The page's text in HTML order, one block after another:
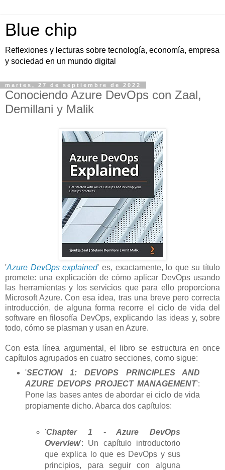
Blue chip
Reflexiones y lecturas sobre tecnología, economía, empresa
y sociedad en un mundo digital
martes, 27 de septiembre de 2022
Conociendo Azure DevOps con Zaal,
Demillani y Malik
'Azure DevOps explained' es, exactamente, lo que su título
promete: una explicación de cómo aplicar DevOps usando
las herramientas y los servicios que para ello proporciona
Microsoft Azure. Con esa idea, tras una breve pero correcta
introducción, de alguna forma recorre el ciclo de vida del
software en filosofía DevOps, explicando las ideas y, sobre
todo, cómo se plasman y usan en Azure.
Con esta línea argumental, el libro se estructura en once
capítulos agrupados en cuatro secciones, como sigue:
'SECTION 1: DEVOPS PRINCIPLES AND
AZURE DEVOPS PROJECT MANAGEMENT':
Pone las bases antes de abordar ei ciclo de vida
propiamente dicho. Abarca dos capítulos:
'Chapter 1 - Azure DevOps
Overview': Un capítulo introductorio
que explica lo que es DevOps y sus
principios, para seguir con alguna